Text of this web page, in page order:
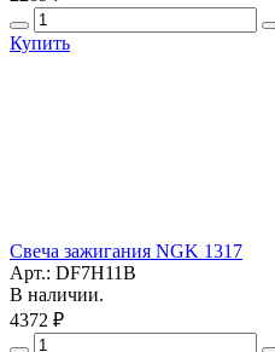
Купить
Свеча зажигания NGK 1317
Арт.: DF7H11B
В наличии.
4372 ₽